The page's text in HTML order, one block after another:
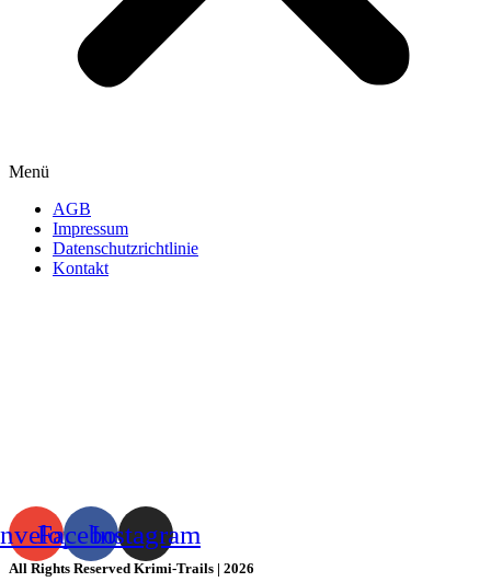
Menü
AGB
Impressum
Datenschutzrichtlinie
Kontakt
FacebookInstagram
All Rights Reserved Krimi-Trails | 2026